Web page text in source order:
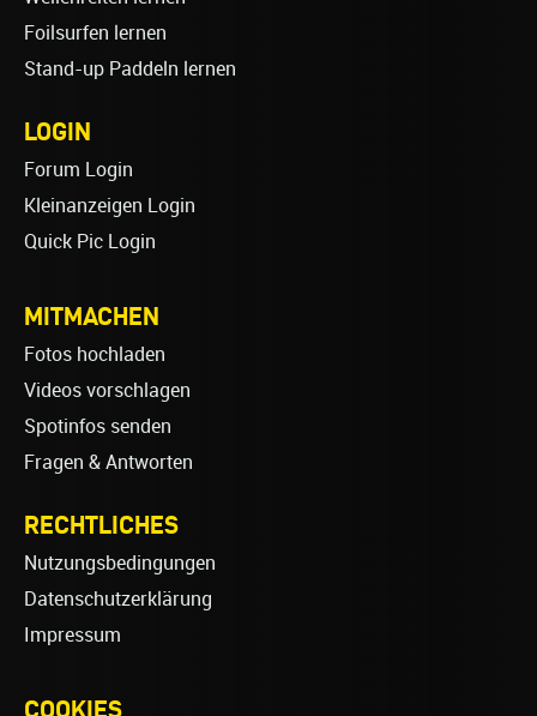
Foilsurfen lernen
Stand-up Paddeln lernen
LOGIN
Forum Login
Kleinanzeigen Login
Quick Pic Login
MITMACHEN
Fotos hochladen
Videos vorschlagen
Spotinfos senden
Fragen & Antworten
RECHTLICHES
Nutzungsbedingungen
Datenschutzerklärung
Impressum
COOKIES